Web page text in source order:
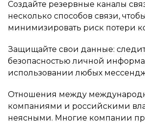
Создайте резервные каналы
несколько способов связи, чтобы
минимизировать риск потери
Защищайте свои данные:
безопасностью личной
использовании любых
Отношения между
компаниями и российскими
неясными. Многие компании